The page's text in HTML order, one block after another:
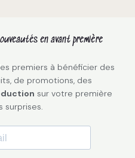
en avant première
premiers à bénéficier des
de promotions, des
sur votre première
surprises.